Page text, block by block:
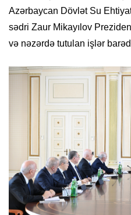
Azərbaycan Dövlət Su
sədri Zaur Mikayılov
və nəzərdə tutulan işlər